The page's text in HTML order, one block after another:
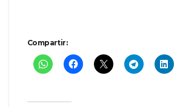
Compartir: